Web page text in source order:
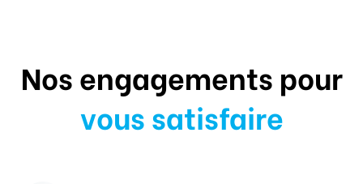
Nos engagements pour
vous satisfaire